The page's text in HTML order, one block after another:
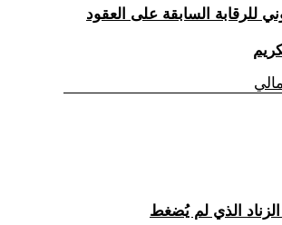
للرقابة السابقة على العقود